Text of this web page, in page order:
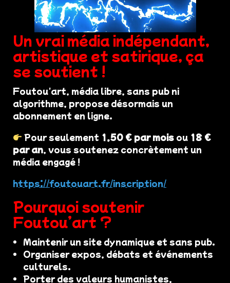
Un vrai média indépendant,
artistique et satirique, ça
se soutient !
Foutou'art, média libre, sans pub ni
algorithme, propose désormais un
abonnement en ligne.
Pour seulement 1,50 € par mois ou 18 €
par an, vous soutenez concrètement un
média engagé !
https://foutouart.fr/inscription/
Pourquoi soutenir
Foutou’art ?
Maintenir un site dynamique et sans pub.
Organiser expos, débats et événements
culturels.
Porter des valeurs humanistes,